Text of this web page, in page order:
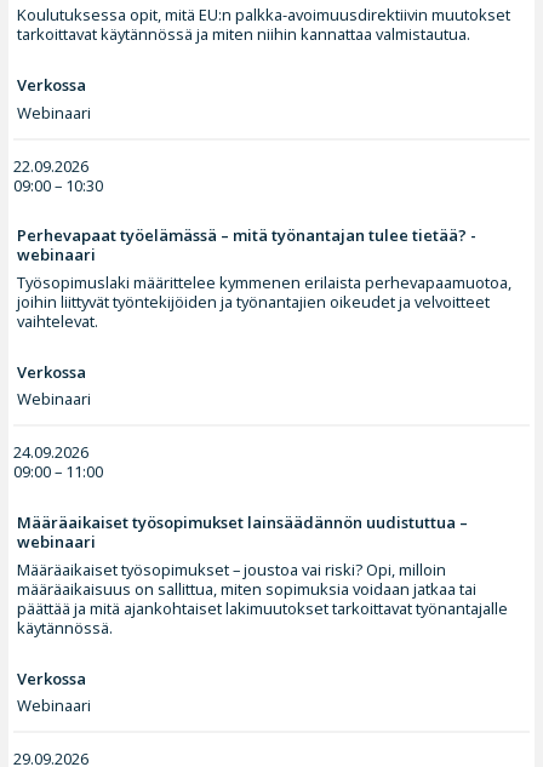
Koulutuksessa opit, mitä EU:n palkka-avoimuusdirektiivin muutokset
tarkoittavat käytännössä ja miten niihin kannattaa valmistautua.
Verkossa
Webinaari
22.09.2026
09:00 – 10:30
Perhevapaat työelämässä – mitä työnantajan tulee tietää? -
webinaari
Työsopimuslaki määrittelee kymmenen erilaista perhevapaamuotoa,
joihin liittyvät työntekijöiden ja työnantajien oikeudet ja velvoitteet
vaihtelevat.
Verkossa
Webinaari
24.09.2026
09:00 – 11:00
Määräaikaiset työsopimukset lainsäädännön uudistuttua –
webinaari
Määräaikaiset työsopimukset – joustoa vai riski? Opi, milloin
määräaikaisuus on sallittua, miten sopimuksia voidaan jatkaa tai
päättää ja mitä ajankohtaiset lakimuutokset tarkoittavat työnantajalle
käytännössä.
Verkossa
Webinaari
29.09.2026